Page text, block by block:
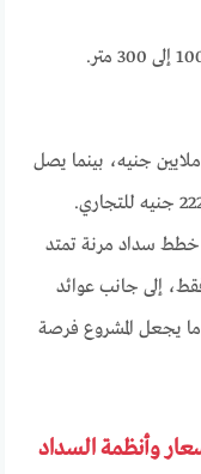
أما من ناحية الأسعار، فتبدأ الوحدات من 5 ملايين جنيه، بينما يصل
سعر المتر إلى 160,000 جنيه للإداري و222,000 جنيه للتجاري.
خطط سداد مرنة تمتد
مع مقدم يبدأ من 10% فقط، إلى جانب عوائد
قد تصل إلى 200%، وهو ما يجعل المشروع فرصة
وأنظمة السداد